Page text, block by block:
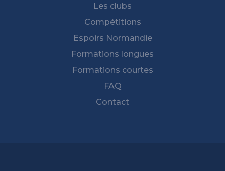
Les clubs
Compétitions
Espoirs Normandie
Formations longues
Formations courtes
FAQ
Contact